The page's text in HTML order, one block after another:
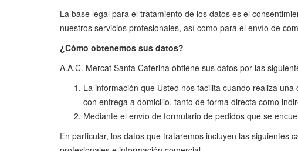
La base legal para el tratamiento de los datos es el
nuestros servicios profesionales, así como para el envío de
¿Cómo obtenemos sus datos?
A.A.C. Mercat Santa Caterina obtiene sus datos por las
La información que Usted nos facilita cuando realiza
con entrega a domicilio, tanto de forma directa como
Mediante el envío de formulario de pedidos que se
En particular, los datos que trataremos incluyen las siguientes